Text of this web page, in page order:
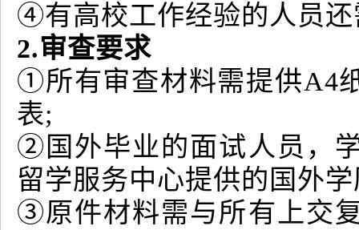
④有高校工作经验的人员
2.审查要求
①所有审查材料需提供A4
表;
②国外毕业的面试人员，
留学服务中心提供的国外
③原件材料需与所有上交